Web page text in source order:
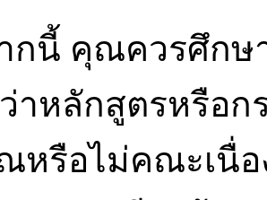
กนี้ คุณควรศึกษ
าหลักสูตรหรือก
หรือไม่คณะเนื่อ